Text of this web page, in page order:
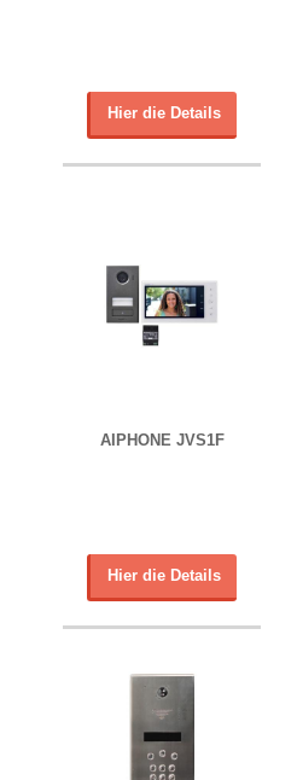
Hier die Details
AIPHONE JVS1F
Hier die Details